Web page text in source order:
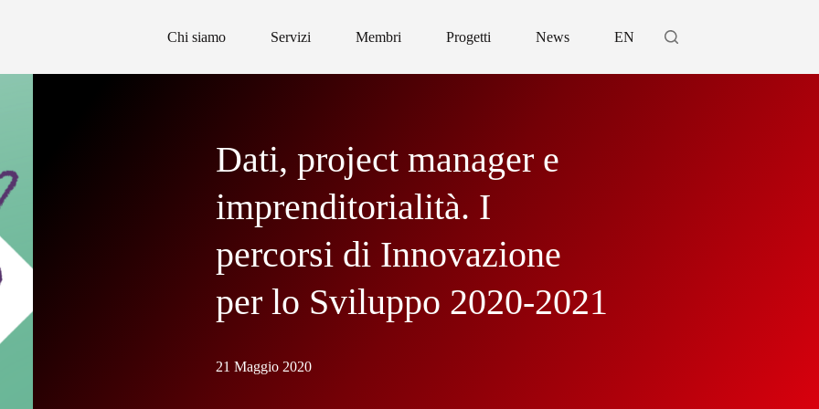
Chi siamo Servizi Membri Progetti News EN
Dati, project manager e
imprenditorialità. I
percorsi di Innovazione
per lo Sviluppo 2020-2021
21 Maggio 2020